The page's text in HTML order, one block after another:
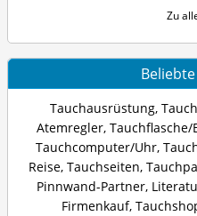
Zu
Tauchausrüstung,
Atemregler, Tauchflasche/
Tauchcomputer/Uhr,
Reise, Tauchseiten,
Pinnwand-Partner,
Firmenkauf,